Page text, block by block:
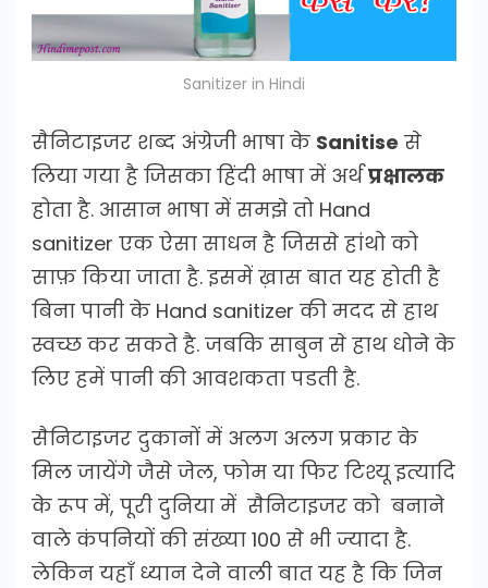
Sanitizer in Hindi
सैनिटाइजर शब्द अंग्रेजी भाषा के Sanitise से
लिया गया है जिसका हिंदी भाषा में अर्थप्रक्षालक
होता है. आसान भाषा में समझे तो Hand
sanitizer एक ऐसा साधन है जिससे हांथो को
साफ़ किया जाता है. इसमें ख़ास बात यह होती है
बिना पानी के Hand sanitizer की मदद से हाथ
स्वच्छ कर सकते है. जबकि साबुन से हाथ धोने के
लिए हमें पानी की आवशकता पडती है.
सैनिटाइजर दुकानों में अलग अलग प्रकार के
मिल जायेंगे जैसे जेल, फोम या फिर टिश्यू इत्यादि
के रूप में, पूरी दुनिया में सैनिटाइजर को बनाने
वाले कंपनियों की संख्या 100 से भी ज्यादा है.
लेकिन यहाँ ध्यान देने वाली बात यह है कि जिन